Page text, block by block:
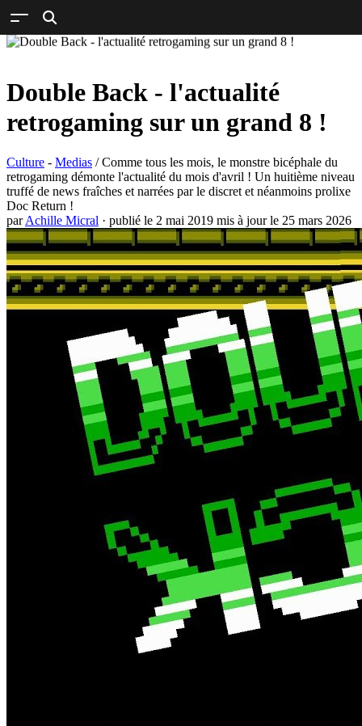
Double Back - l'actualité
retrogaming sur un grand 8 !
Culture - Medias / Comme tous les mois, le monstre bicéphale du
retrogaming démonte l'actualité du mois d'avril ! Un huitième niveau
truffé de news fraîches et narrées par le discret et néanmoins prolixe
Doc Return !
parAchille Micral · publié le 2 mai 2019 mis à jour le 25 mars 2026